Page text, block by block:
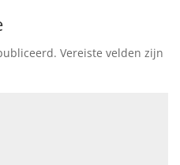
Vereiste velden zijn